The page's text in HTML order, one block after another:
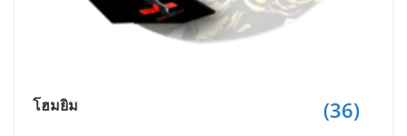
โฮมยิม (36)